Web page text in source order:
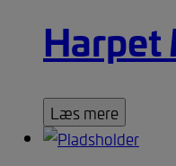
Harpet
Læs mere